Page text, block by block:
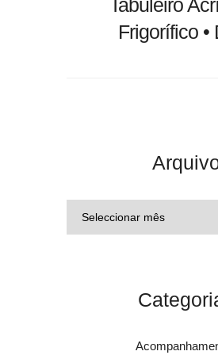
Tabuleiro
Frigorífico •